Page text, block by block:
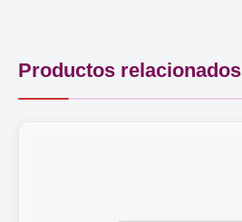
Productos relacionados